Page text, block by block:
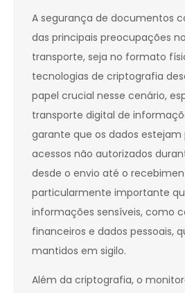
A segurança de documentos
das principais preocupações
transporte, seja no formato
tecnologias de criptografia
papel crucial nesse cenário,
transporte digital de
garante que os dados
acessos não autorizados
desde o envio até o
particularmente importante
informações sensíveis, como
financeiros e dados pessoais,
mantidos em sigilo.
Além da criptografia, o